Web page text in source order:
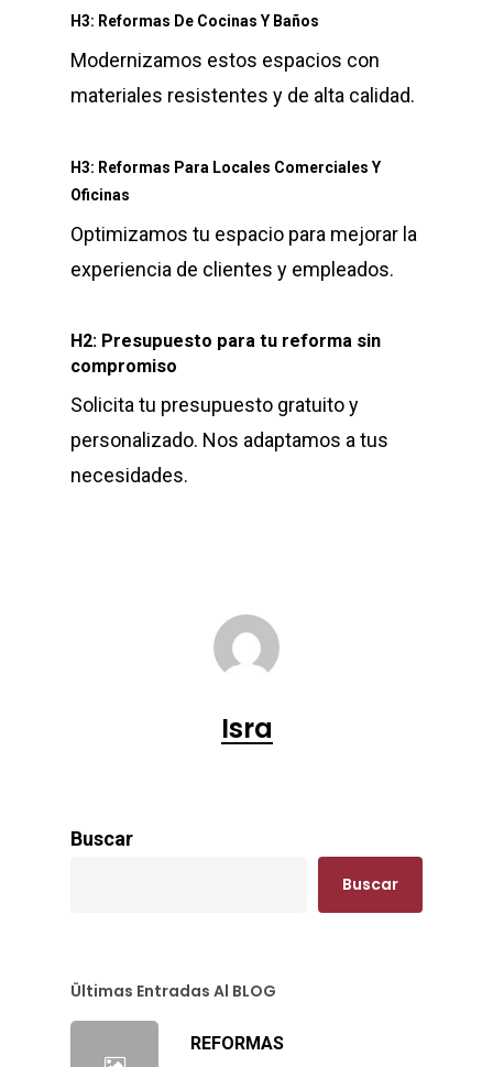
H3: Reformas De Cocinas Y Baños
Modernizamos estos espacios con
materiales resistentes y de alta calidad.
H3: Reformas Para Locales Comerciales Y
Oficinas
Optimizamos tu espacio para mejorar la
experiencia de clientes y empleados.
H2: Presupuesto para tu reforma sin
compromiso
Solicita tu presupuesto gratuito y
personalizado. Nos adaptamos a tus
necesidades.
Isra
Buscar
Buscar
Ültimas Entradas Al BLOG
REFORMAS